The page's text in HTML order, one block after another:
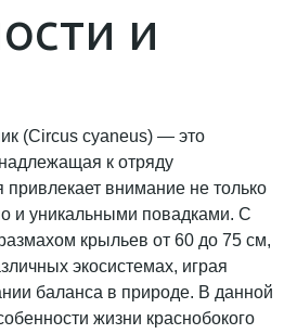
и
(Circus cyaneus) — это
к отряду
привлекает внимание не только
и уникальными повадками. С
крыльев от 60 до 75 см,
экосистемах, играя
баланса в природе. В данной
жизни краснобокого